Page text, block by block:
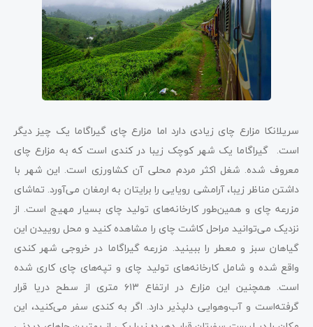
سریلانکا مزارع چای زیادی دارد اما مزارع چای گیراگاما یک چیز دیگر
است. گیراگاما یک شهر کوچک زیبا در کندی است که به مزارع چای
معروف شده. شغل اکثر مردم محلی آن کشاورزی است. این شهر با
داشتن مناظر زیبا، آرامشی رویایی را برایتان به ارمغان می‌آورد. تماشای
مزرعه چای و همین‌طور کارخانه‌های تولید چای بسیار مهیج است. از
نزدیک می‌توانید مراحل کاشت چای را مشاهده کنید و محل روییدن این
گیاهان سبز و معطر را ببینید. مزرعه گیراگاما در خروجی شهر کندی
واقع شده و شامل کارخانه‌های تولید چای و تپه‌های چای کاری شده
است. همچنین این مزارع در ارتفاع ۶۱۳ متری از سطح دریا قرار
گرفته‌است و آب‌وهوایی دلپذیر دارد. اگر به کندی سفر می‌کنید، این